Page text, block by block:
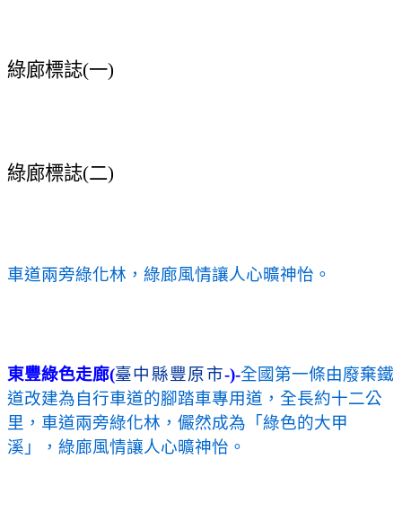
綠廊標誌(一)
綠廊標誌(二)
車道兩旁綠化林，綠廊風情讓人心曠神怡。
東豐綠色走廊(臺中縣豐原市-)-全國第一條由廢棄鐵
道改建為自行車道的腳踏車專用道，全長約十二公
里 ，車道兩旁綠化林，儼然成為「綠色的大甲
溪」，綠廊風情讓人心曠神怡。